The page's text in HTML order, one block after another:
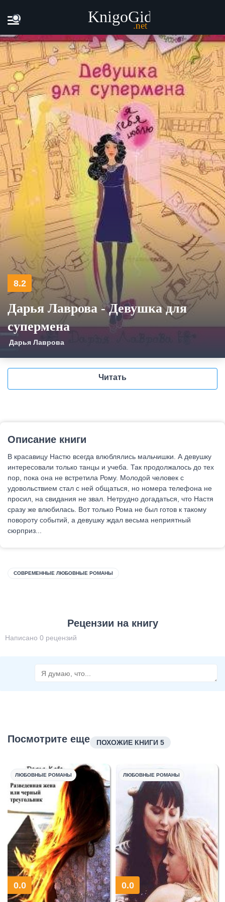
Главная Дарья Лаврова - Девушка для супермена
8.2
Дарья Лаврова - Девушка для
супермена
Дарья Лаврова
Читать
Описание книги
В красавицу Настю всегда влюблялись мальчишки. А девушку
интересовали только танцы и учеба. Так продолжалось до тех
пор, пока она не встретила Рому. Молодой человек с
удовольствием стал с ней общаться, но номера телефона не
просил, на свидания не звал. Нетрудно догадаться, что Настя
сразу же влюбилась. Вот только Рома не был готов к такому
повороту событий, а девушку ждал весьма неприятный
сюрприз...
СОВРЕМЕННЫЕ ЛЮБОВНЫЕ РОМАНЫ
Рецензии на книгу
Написано 0 рецензий
Посмотрите еще ПОХОЖИЕ КНИГИ 5
ЛЮБОВНЫЕ РОМАНЫ
0.0
ЛЮБОВНЫЕ РОМАНЫ
0.0